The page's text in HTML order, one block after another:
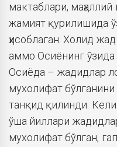
мактаблари, маҳаллий
жамият қурилишида
ҳисоблаган. Холид
аммо Осиёнинг
Осиёда – жадидлар
мухолифат
танқид қилинди.
ўша йиллари
мухолифат бўлган,